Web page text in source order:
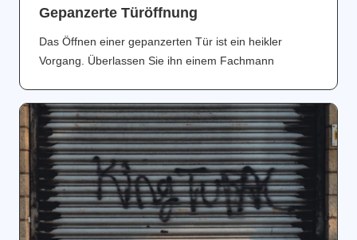
Gepanzerte Türöffnung
Das Öffnen einer gepanzerten Tür ist ein heikler
Vorgang. Überlassen Sie ihn einem Fachmann